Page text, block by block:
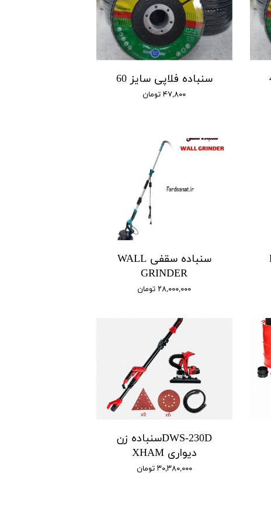
سنباده فلاپی سایز 60
۴۷,۸۰۰ تومان
سنباده سقفی WALL
GRINDER
۲۸,۰۰۰,۰۰۰ تومان
DWS-230Dسنباده زن
دیواری XHAM
۳۰,۳۸۰,۰۰۰ تومان